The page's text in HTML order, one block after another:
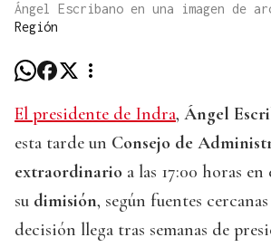
Ángel Escribano en una imagen de
Región
El presidente de Indra, Ángel
esta tarde un Consejo de
extraordinario a las 17:00 horas
su dimisión, según fuentes
decisión llega tras semanas de